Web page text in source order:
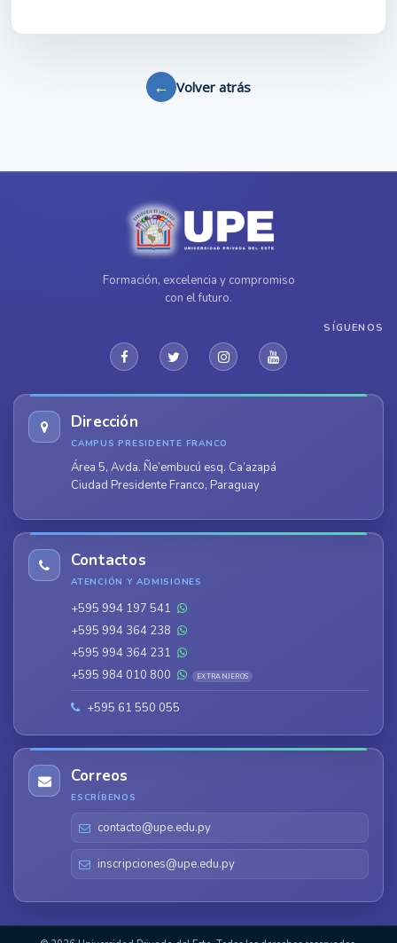
← Volver atrás
Formación, excelencia y compromiso
con el futuro.
SÍGUENOS
Dirección
CAMPUS PRESIDENTE FRANCO
Área 5, Avda. Ñe’embucú esq. Ca’azapá
Ciudad Presidente Franco, Paraguay
Contactos
ATENCIÓN Y ADMISIONES
+595 994 197 541
+595 994 364 238
+595 994 364 231
+595 984 010 800
EXTRANJEROS
+595 61 550 055
Correos
ESCRÍBENOS
contacto@upe.edu.py
inscripciones@upe.edu.py